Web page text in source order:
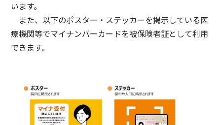
います。
また、以下のポスター・ステッカーを掲示している医
療機関等でマイナンバーカードを被保険者証として利用
できます。